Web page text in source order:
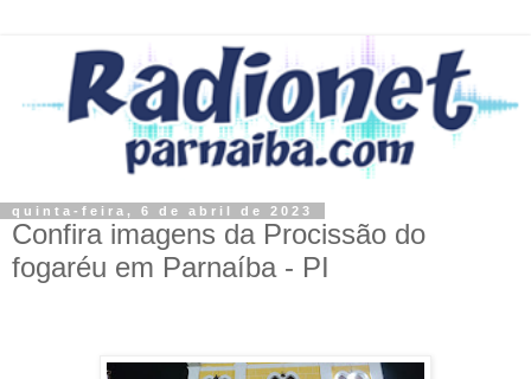
quinta-feira, 6 de abril de 2023
Confira imagens da Procissão do
fogaréu em Parnaíba - PI